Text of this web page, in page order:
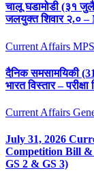
चालू घडामोडी (३१
जलयुक्त शिवार २.० –
Current Affairs
दैनिक समसामयिकी
भारत विस्तार –
Current Affairs
July 31, 2026
Competition Bill
GS 2 & GS 3)